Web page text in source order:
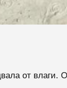
от влаги.